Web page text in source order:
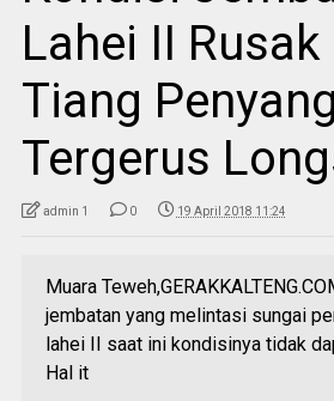
Lahei II Rusak
Tiang
Tergerus
admin 1 0 19 April 2018 11:24
Muara
jembatan yang melintasi sungai
lahei II saat ini kondisinya tidak
Hal it